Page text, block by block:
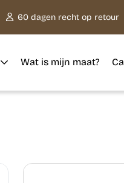
60 dagen recht op retour
Wat is mijn maat?